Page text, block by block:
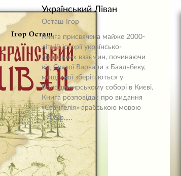
Український Ліван
Осташ Ігор
Книга присвячена майже 2000-
літній історії українсько-
ліванських взаємин, починаючи
від Святої Варвари з Баальбеку,
мощі якої зберігаються у
Володимирському соборі в Києві.
Книга розповідає про видання
«Євангелія» арабською мовою
1708 р.,…